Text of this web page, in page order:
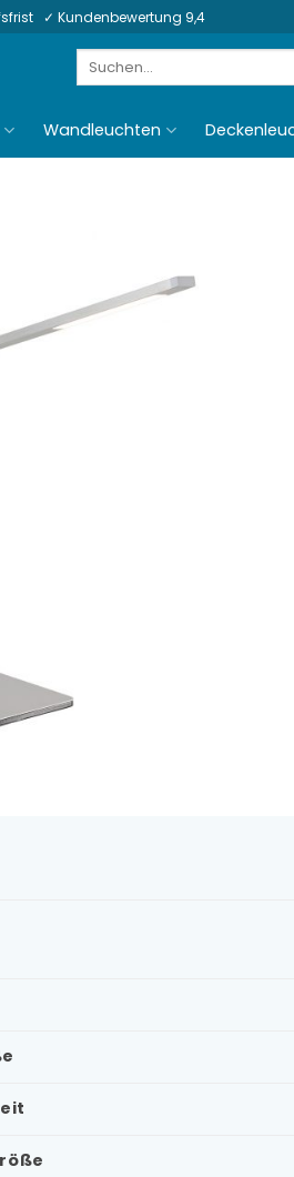
✓ Kundenbewertung 9,4
Suchen
Wandleuchten